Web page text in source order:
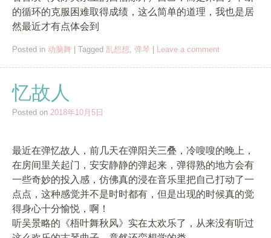
的循环的克服困难取得成绩，这么简单的道理，我也是居
然最近才有点体会到
Posted in 动脑舞 Tagged 乱想想, 弹琴 Leave a comment
忆故人
Posted on 2018年10月5日
最近在弹忆故人，前几天在弹阳关三叠，冷嗖嗖的晚上，
在房间里关起门，安安静静的弹起来，弹得熟的地方会有
一些奇妙的投入感，仿佛真的浸在音乐里把自己打动了一
点点，这种感觉并不是时时都有，但是出现的时候真的觉
得身心十分愉悦，啊！
听吴景略的《梧叶舞秋风》实在太欢乐了，从来没有听过